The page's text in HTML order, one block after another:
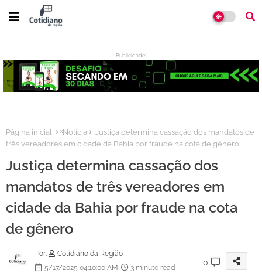
Publicidade:
:
Página inicial ˣNotícia
Justiça determina cassação dos mandatos de
três vereadores em cidade da Bahia por fraude na cota de gênero
Justiça determina cassação dos
mandatos de três vereadores em
cidade da Bahia por fraude na cota
de gênero
Por:
Cotidiano da Região
5/17/2025 04:10:00 AM
3 minute read
0